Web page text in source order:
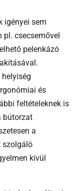
igényei sem
pl. csecsemővel
pelenkázó
és
feltételeknek is
bútorzat
a
szolgáló
kívül